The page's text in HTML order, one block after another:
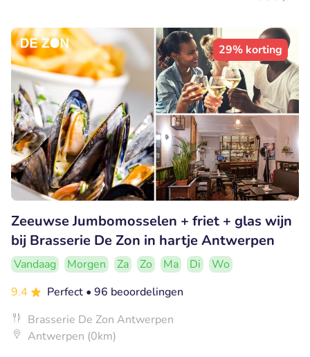
29% korting
Zeeuwse Jumbomosselen + friet + glas wijn
bij Brasserie De Zon in hartje Antwerpen
Vandaag Morgen Za Zo Ma Di
Wo
9.4
Perfect • 96 beoordelingen
Brasserie De Zon Antwerpen
Antwerpen (0km)